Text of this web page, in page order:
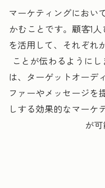
マーケティングにおい
かむことです。顧客1
を活用して、それぞれ
ことが伝わるようにし
は、ターゲットオーデ
ファーやメッセージを
しする効果的なマーケ
が可